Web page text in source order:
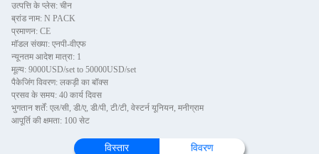
उत्पत्ति के प्लेस: चीन
ब्रांड नाम: N PACK
प्रमाणन: CE
मॉडल संख्या: एनपी-वीएफ
न्यूनतम आदेश मात्रा: 1
मूल्य: 9000USD/set to 50000USD/set
पैकेजिंग विवरण: लकड़ी का बॉक्स
प्रसव के समय: 40 कार्य दिवस
भुगतान शर्तें: एल/सी, डी/ए, डी/पी, टी/टी, वेस्टर्न यूनियन, मनीग्राम
आपूर्ति की क्षमता: 100 सेट
विस्तार विवरण